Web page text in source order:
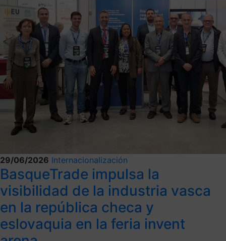
29/06/2026 Internacionalización
BasqueTrade impulsa la
visibilidad de la industria vasca
en la república checa y
eslovaquia en la feria invent